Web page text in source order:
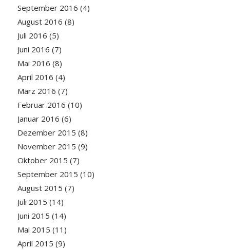
September 2016 (4)
August 2016 (8)
Juli 2016 (5)
Juni 2016 (7)
Mai 2016 (8)
April 2016 (4)
März 2016 (7)
Februar 2016 (10)
Januar 2016 (6)
Dezember 2015 (8)
November 2015 (9)
Oktober 2015 (7)
September 2015 (10)
August 2015 (7)
Juli 2015 (14)
Juni 2015 (14)
Mai 2015 (11)
April 2015 (9)